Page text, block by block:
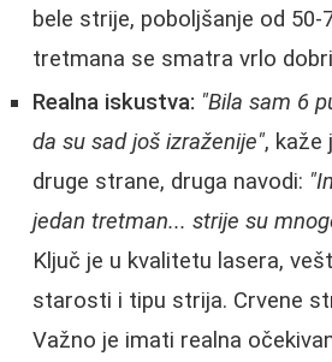
bele strije, poboljšanje od 50-
tretmana se smatra vrlo
Realna iskustva: "Bila sam 6
da su sad još izraženije", kaže
druge strane, druga navodi:
jedan tretman... strije su
Ključ je u kvalitetu lasera,
starosti i tipu strija. Crvene
Važno je imati realna